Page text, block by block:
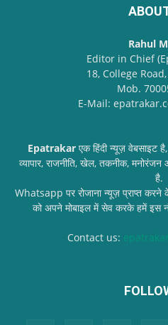
Rahul
Editor in Chief
18, College
Mob.
E-Mail:
Epatrakarएक हिंदी न्यूज़ वेबसाइट
व्यापार, राजनीति, खेल, तकनीक,
है.
Whatsapp पर रोजाना न्यूज़ प्राप्त करने
को अपने मोबाइल में सेव करके हमें
Contact us: